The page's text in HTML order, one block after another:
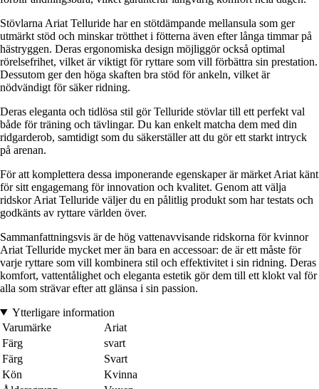
Stövlarna Ariat Telluride har en stötdämpande mellansula som ger
utmärkt stöd och minskar trötthet i fötterna även efter långa timmar på
hästryggen. Deras ergonomiska design möjliggör också optimal
rörelsefrihet, vilket är viktigt för ryttare som vill förbättra sin prestation.
Dessutom ger den höga skaften bra stöd för ankeln, vilket är
nödvändigt för säker ridning.
Deras eleganta och tidlösa stil gör Telluride stövlar till ett perfekt val
både för träning och tävlingar. Du kan enkelt matcha dem med din
ridgarderob, samtidigt som du säkerställer att du gör ett starkt intryck
på arenan.
För att komplettera dessa imponerande egenskaper är märket Ariat känt
för sitt engagemang för innovation och kvalitet. Genom att välja
ridskor Ariat Telluride väljer du en pålitlig produkt som har testats och
godkänts av ryttare världen över.
Sammanfattningsvis är de hög vattenavvisande ridskorna för kvinnor
Ariat Telluride mycket mer än bara en accessoar: de är ett måste för
varje ryttare som vill kombinera stil och effektivitet i sin ridning. Deras
komfort, vattentålighet och eleganta estetik gör dem till ett klokt val för
alla som strävar efter att glänsa i sin passion.
Ytterligare information
Varumärke
Ariat
Färg
svart
Färg
Svart
Kön
Kvinna